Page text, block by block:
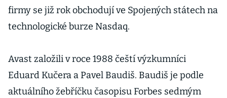
firmy se již rok obchodují ve Spojených státech na
technologické burze Nasdaq.
Avast založili v roce 1988 čeští výzkumníci
Eduard Kučera a Pavel Baudiš. Baudiš je podle
aktuálního žebříčku časopisu Forbes sedmým